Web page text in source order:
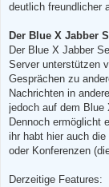
deutlich freundlicher
Der Blue X Jabber
Der Blue X Jabber
Server unterstützen
Gesprächen zu
Nachrichten in
jedoch auf dem Blue
Dennoch ermöglicht
ihr habt hier auch
oder Konferenzen
Derzeitige Features: